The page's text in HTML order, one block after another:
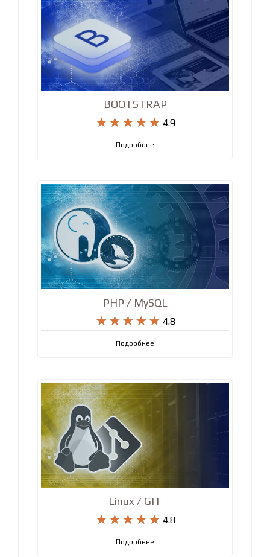
BOOTSTRAP
    
     4.9
Подробнее
PHP / MySQL
    
     4.8
Подробнее
Linux / GIT
    
     4.8
Подробнее